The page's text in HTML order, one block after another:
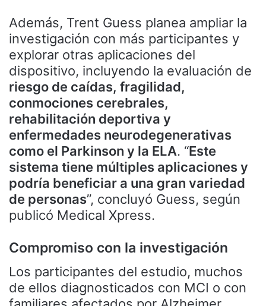
Además, Trent Guess planea ampliar la
investigación con más participantes y
explorar otras aplicaciones del
dispositivo, incluyendo la evaluación de
riesgo de caídas, fragilidad,
conmociones cerebrales,
rehabilitación deportiva y
enfermedades neurodegenerativas
como el Parkinson y la ELA. “Este
sistema tiene múltiples aplicaciones y
podría beneficiar a una gran variedad
de personas”, concluyó Guess, según
publicó Medical Xpress.
Compromiso con la investigación
Los participantes del estudio, muchos
de ellos diagnosticados con MCI o con